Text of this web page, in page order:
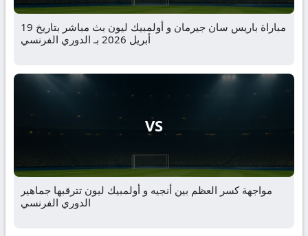
مباراة باريس سان جيرمان و أولمبيك ليون بث مباشر بتاريخ 19
أبريل 2026 بـ الدوري الفرنسي
VS
مواجهة كسر العظم بين أنجيه و أولمبيك ليون تترقبها جماهير
الدوري الفرنسي